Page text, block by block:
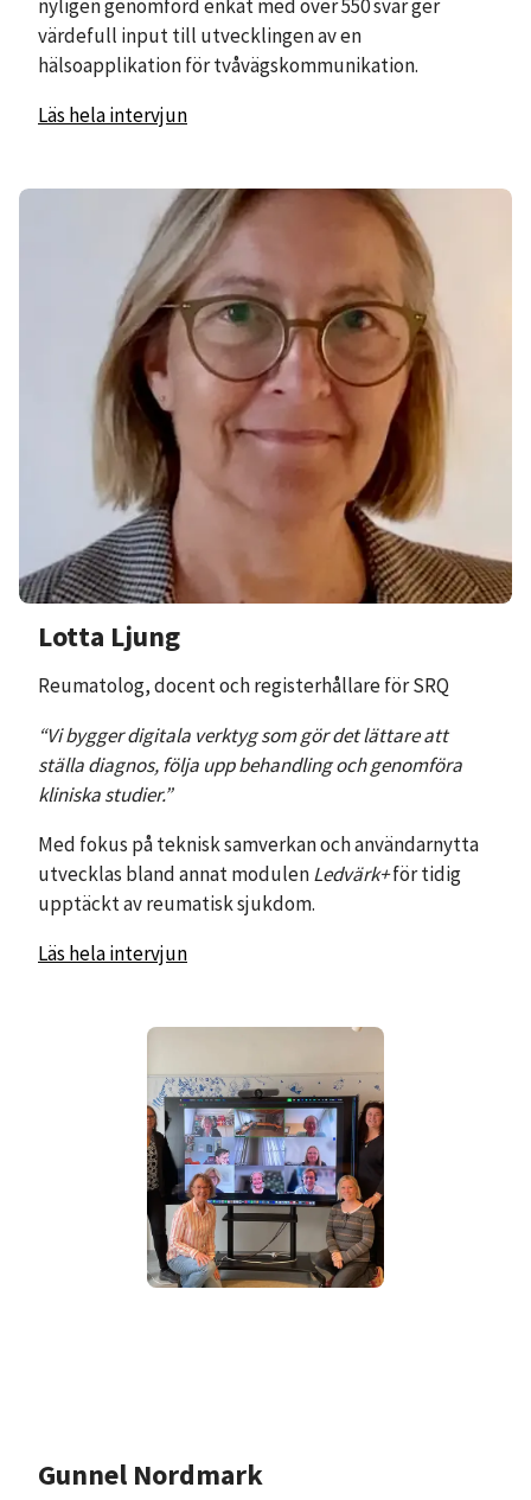
nyligen genomförd enkät med över 550 svar ger
värdefull input till utvecklingen av en
hälsoapplikation för tvåvägskommunikation.
Läs hela intervjun
Lotta Ljung
Reumatolog, docent och registerhållare för SRQ
“Vi bygger digitala verktyg som gör det lättare att
ställa diagnos, följa upp behandling och genomföra
kliniska studier.”
Med fokus på teknisk samverkan och användarnytta
utvecklas bland annat modulenLedvärk+för tidig
upptäckt av reumatisk sjukdom.
Läs hela intervjun
Gunnel Nordmark